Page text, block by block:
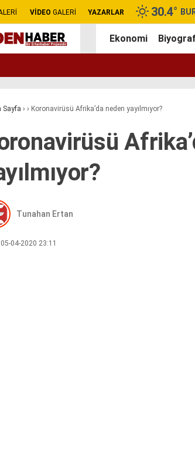
VİDEO GALERİ YAZARLAR 30.4°
Ekonomi
Sayfa › › Koronavirüsü Afrika’da neden yayılmıyor?
Tunahan Ertan
04-2020 23:11